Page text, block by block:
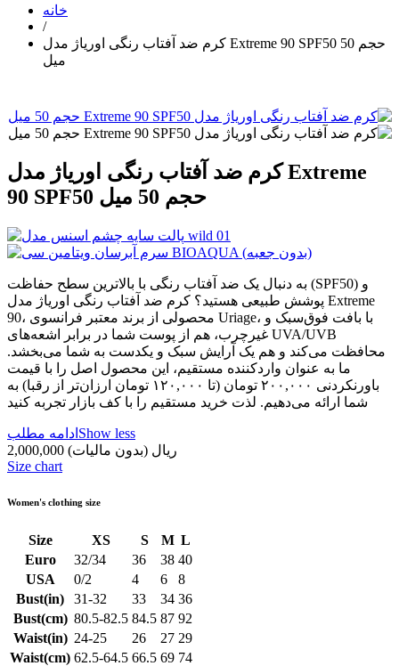
خانه
/
کرم ضد آفتاب رنگی اوریاژ مدل Extreme 90 SPF50 حجم 50
میل
کرم ضد آفتاب رنگی اوریاژ مدل Extreme
90 SPF50 حجم 50 میل
به دنبال یک ضد آفتاب رنگی با بالاترین سطح حفاظت (SPF50) و
پوشش طبیعی هستید؟ کرم ضد آفتاب رنگی اوریاژ مدل Extreme
90، محصولی از برند معتبر فرانسوی Uriage، با بافت فوق‌سبک و
غیرچرب، هم از پوست شما در برابر اشعه‌های UVA/UVB
محافظت می‌کند و هم یک آرایش سبک و یکدست به شما می‌بخشد.
ما به عنوان واردکننده مستقیم، این محصول اصل را با قیمت
باورنکردنی ۲۰۰,۰۰۰ تومان (تا ۱۲۰,۰۰۰ تومان ارزان‌تر از رقبا) به
شما ارائه می‌دهیم. لذت خرید مستقیم را با کف بازار تجربه کنید
ادامه مطلب Show less
2,000,000 ریال (بدون مالیات)
Size chart
Women's clothing size
Size XS S M L
Euro
32/34 36 38 40
USA
0/2 4 6
8
Bust(in)
31-32 33 34 36
Bust(cm) 80.5-82.5 84.5 87 92
Waist(in) 24-25 26 27 29
Waist(cm) 62.5-64.5 66.5 69 74